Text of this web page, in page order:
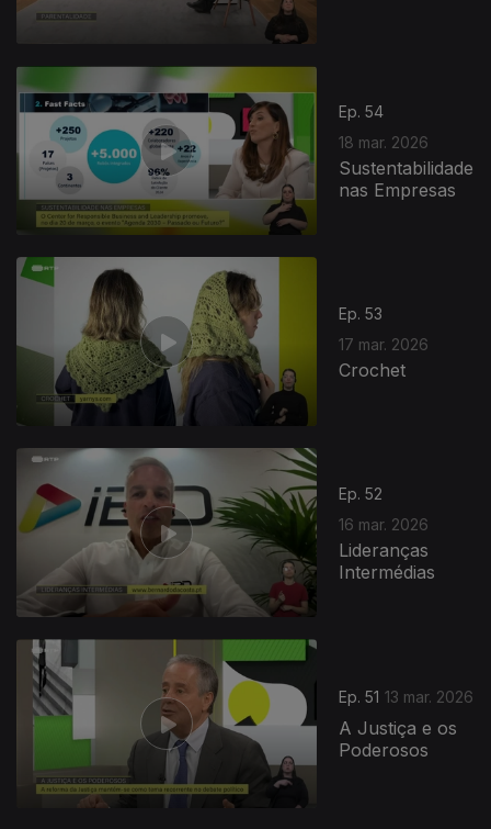
Ep. 54
18 mar. 2026
Sustentabilidade
nas Empresas
Ep. 53
17 mar. 2026
Crochet
Ep. 52
16 mar. 2026
Lideranças
Intermédias
Ep. 51 13 mar. 2026
A Justiça e os
Poderosos